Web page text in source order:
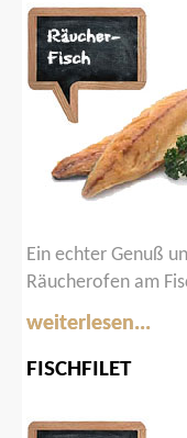
Ein echter Genuß
Räucherofen am
weiterlesen...
FISCHFILET